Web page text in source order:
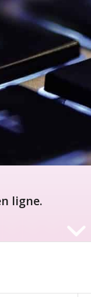
ligne.